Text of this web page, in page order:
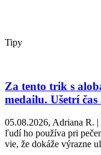
Tipy
Za tento trik s
medailu. Ušetrí
05.08.2026, Adriana R.
ľudí ho používa pri
vie, že dokáže výrazne